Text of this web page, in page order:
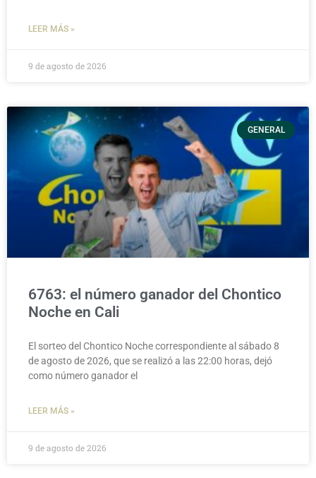
LEER MÁS »
9 de agosto de 2026
GENERAL
6763: el número ganador del Chontico
Noche en Cali
El sorteo del Chontico Noche correspondiente al sábado 8
de agosto de 2026, que se realizó a las 22:00 horas, dejó
como número ganador el
LEER MÁS »
9 de agosto de 2026